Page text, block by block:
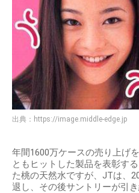
出典： https://image.middle-edge.jp
年間1600万ケースの売り上げ
ともヒットした製品を表彰す
た桃の天然水ですが、JTは、
退し、その後サントリーが引